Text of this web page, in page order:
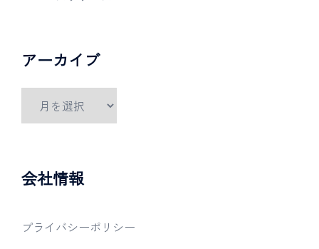
アーカイブ
会社情報
プライバシーポリシー